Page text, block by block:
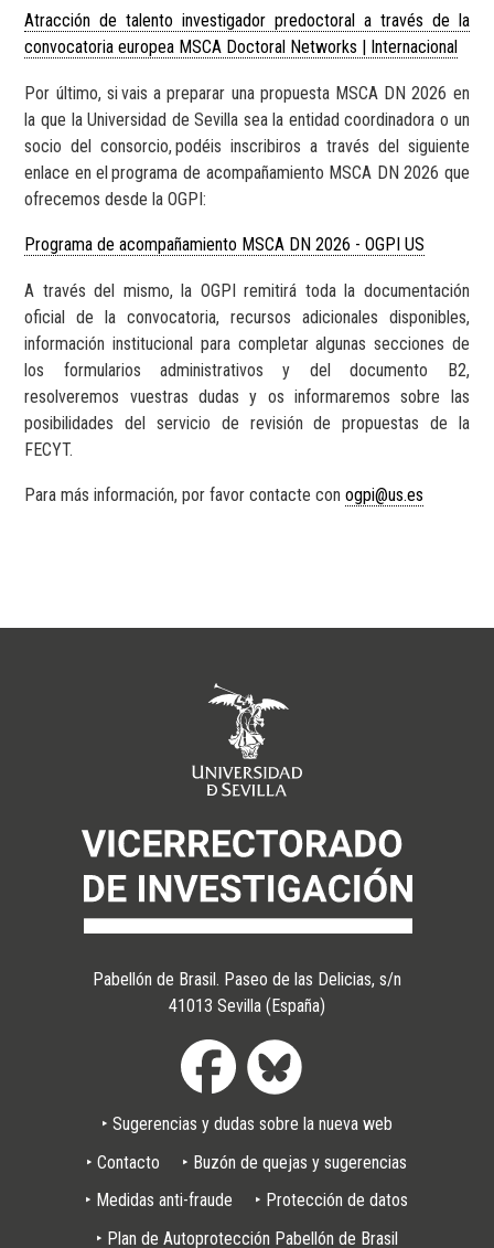
Atracción de talento investigador predoctoral a través de la
convocatoria europea MSCA Doctoral Networks | Internacional
Por último, si vais a preparar una propuesta MSCA DN 2026 en
la que la Universidad de Sevilla sea la entidad coordinadora o un
socio del consorcio, podéis inscribiros a través del siguiente
enlace en el programa de acompañamiento MSCA DN 2026 que
ofrecemos desde la OGPI:
Programa de acompañamiento MSCA DN 2026 - OGPI US
A través del mismo, la OGPI remitirá toda la documentación
oficial de la convocatoria, recursos adicionales disponibles,
información institucional para completar algunas secciones de
los formularios administrativos y del documento B2,
resolveremos vuestras dudas y os informaremos sobre las
posibilidades del servicio de revisión de propuestas de la
FECYT.
Para más información, por favor contacte conogpi@us.es
Pabellón de Brasil. Paseo de las Delicias, s/n
41013 Sevilla (España)
Pie
página
‣ Sugerencias y dudas sobre la nueva web
‣ Contacto
‣ Buzón de quejas y sugerencias
‣ Medidas anti-fraude
‣ Protección de datos
‣ Plan de Autoprotección Pabellón de Brasil